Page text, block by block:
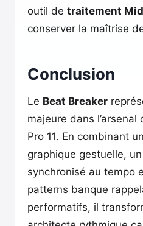
outil de traitement
conserver la maîtrise
Conclusion
Le Beat Breaker
majeure dans
Pro 11. En combinant
graphique gestuelle,
synchronisé au tempo
patterns banque
performatifs, il